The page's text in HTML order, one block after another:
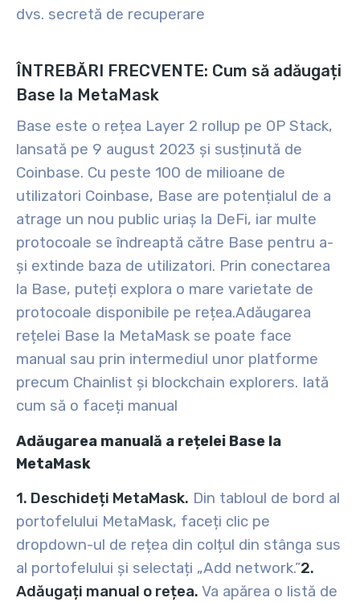
dvs. secretă de recuperare
ÎNTREBĂRI FRECVENTE: Cum să adăugați
Base la MetaMask
Base este o rețea Layer 2 rollup pe OP Stack,
lansată pe 9 august 2023 și susținută de
Coinbase. Cu peste 100 de milioane de
utilizatori Coinbase, Base are potențialul de a
atrage un nou public uriaș la DeFi, iar multe
protocoale se îndreaptă către Base pentru a-
și extinde baza de utilizatori. Prin conectarea
la Base, puteți explora o mare varietate de
protocoale disponibile pe rețea.Adăugarea
rețelei Base la MetaMask se poate face
manual sau prin intermediul unor platforme
precum Chainlist și blockchain explorers. Iată
cum să o faceți manual
Adăugarea manuală a rețelei Base la
MetaMask
1. Deschideți MetaMask. Din tabloul de bord al
portofelului MetaMask, faceți clic pe
dropdown-ul de rețea din colțul din stânga sus
al portofelului și selectați „Add network.”2.
Adăugați manual o rețea. Va apărea o listă de